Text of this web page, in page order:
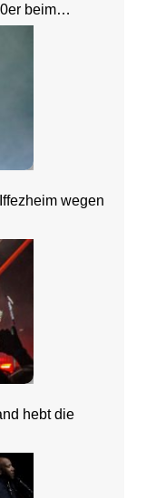
beim
wegen
hebt die